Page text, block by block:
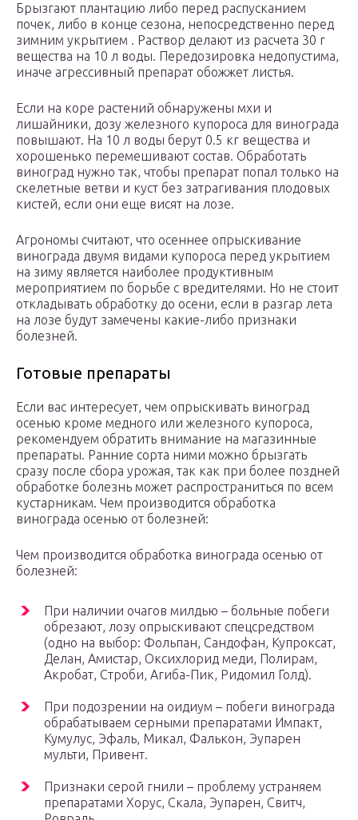
Брызгают плантацию либо перед распусканием
почек, либо в конце сезона, непосредственно перед
зимним укрытием . Раствор делают из расчета 30 г
вещества на 10 л воды. Передозировка недопустима,
иначе агрессивный препарат обожжет листья.
Если на коре растений обнаружены мхи и
лишайники, дозу железного купороса для винограда
повышают. На 10 л воды берут 0.5 кг вещества и
хорошенько перемешивают состав. Обработать
виноград нужно так, чтобы препарат попал только на
скелетные ветви и куст без затрагивания плодовых
кистей, если они еще висят на лозе.
Агрономы считают, что осеннее опрыскивание
винограда двумя видами купороса перед укрытием
на зиму является наиболее продуктивным
мероприятием по борьбе с вредителями. Но не стоит
откладывать обработку до осени, если в разгар лета
на лозе будут замечены какие-либо признаки
болезней.
Готовые препараты
Если вас интересует, чем опрыскивать виноград
осенью кроме медного или железного купороса,
рекомендуем обратить внимание на магазинные
препараты. Ранние сорта ними можно брызгать
сразу после сбора урожая, так как при более поздней
обработке болезнь может распространиться по всем
кустарникам. Чем производится обработка
винограда осенью от болезней:
Чем производится обработка винограда осенью от
болезней:
При наличии очагов милдью – больные побеги
обрезают, лозу опрыскивают спецсредством
(одно на выбор: Фольпан, Сандофан, Купроксат,
Делан, Амистар, Оксихлорид меди, Полирам,
Акробат, Строби, Агиба-Пик, Ридомил Голд).
При подозрении на оидиум – побеги винограда
обрабатываем серными препаратами Импакт,
Кумулус, Эфаль, Микал, Фалькон, Эупарен
мульти, Привент.
Признаки серой гнили – проблему устраняем
препаратами Хорус, Скала, Эупарен, Свитч,